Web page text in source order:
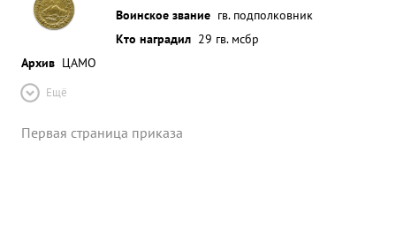
Воинское звание гв. подполковник
Кто наградил 29 гв. мсбр
Архив ЦАМО
Ещё
Первая страница приказа